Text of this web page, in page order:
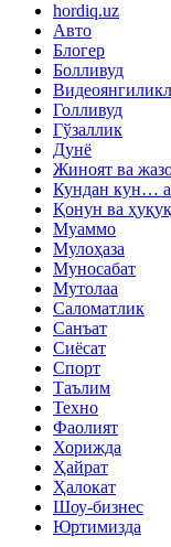
hordiq.uz
Авто
Блогер
Болливуд
Голливуд
Гўзаллик
Дунё
Жиноят ва
Кундан кун…
Қонун ва ҳуқуқ
Муаммо
Мулоҳаза
Муносабат
Мутолаа
Саломатлик
Санъат
Сиёсат
Спорт
Таълим
Техно
Фаолият
Хорижда
Ҳайрат
Ҳалокат
Шоу-бизнес
Юртимизда